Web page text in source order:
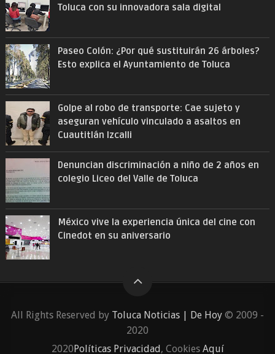
Toluca con su innovadora sala digital
Paseo Colón: ¿Por qué sustituirán 26 árboles?
Esto explica el Ayuntamiento de Toluca
Golpe al robo de transporte: Cae sujeto y
aseguran vehículo vinculado a asaltos en
Cuautitlán Izcalli
Denuncian discriminación a niño de 2 años en
colegio Liceo del Valle de Toluca
México vive la experiencia única del cine con
Cinedot en su aniversario
All Rights Reserved by Toluca Noticias | De Hoy © 2009 -
2020
2020Políticas Privacidad, Cookies Aquí